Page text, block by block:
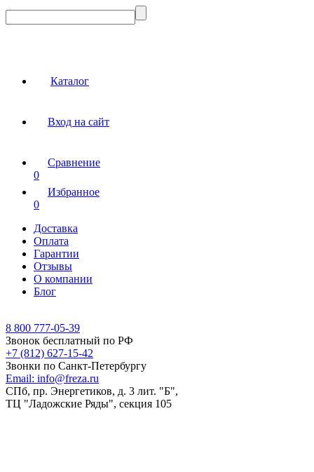
Каталог
Вход на сайт
Сравнение
0
Избранное
0
Доставка
Оплата
Гарантии
Отзывы
О компании
Блог
8 800 777-05-39
Звонок бесплатный по РФ
+7 (812) 627-15-42
Звонки по Санкт-Петербургу
Email: info@freza.ru
СПб, пр. Энергетиков, д. 3 лит. "Б",
ТЦ "Ладожские Ряды", секция 105